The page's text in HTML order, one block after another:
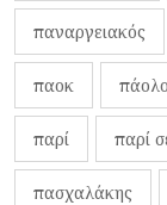
παναργειακός
παοκ
παρί παρί
πασχαλάκης